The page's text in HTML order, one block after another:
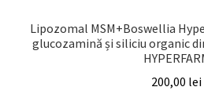
Lipozomal MSM+Boswellia
glucozamină și siliciu organic
200,00 lei